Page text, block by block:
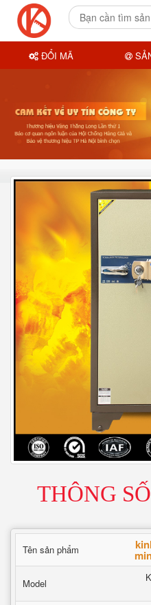
THÔNG
Tên sản phẩm
Model
ĐỔI MÃ